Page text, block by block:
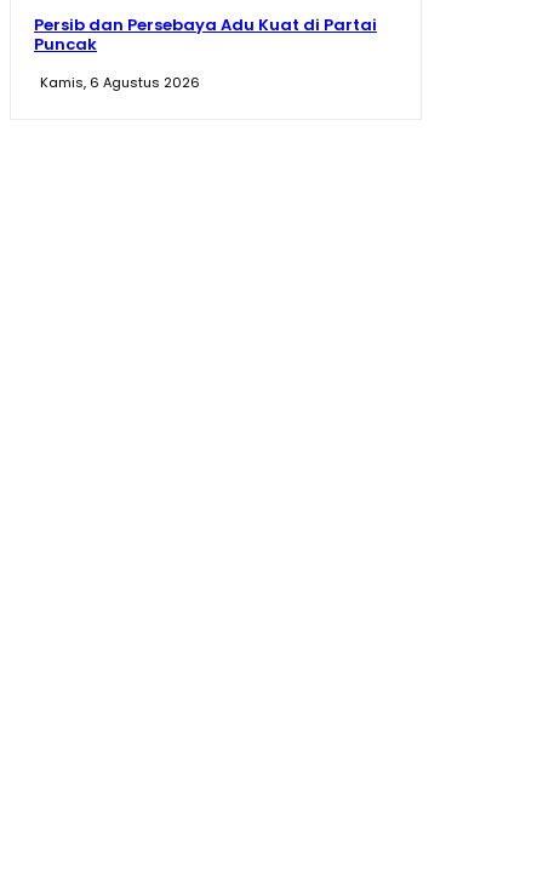
Persib dan Persebaya Adu Kuat di Partai
Puncak
Kamis, 6 Agustus 2026